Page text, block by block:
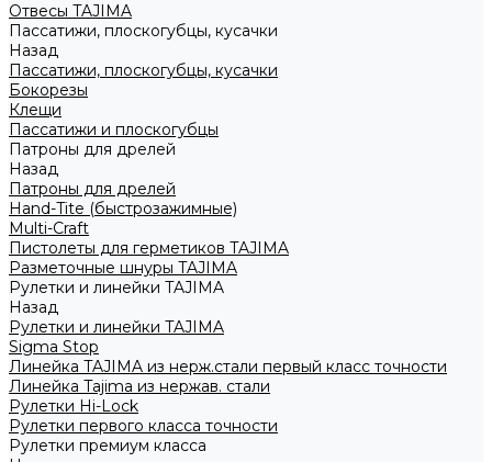
Отвесы TAJIMA
Пассатижи, плоскогубцы, кусачки
Назад
Пассатижи, плоскогубцы, кусачки
Бокорезы
Клещи
Пассатижи и плоскогубцы
Патроны для дрелей
Назад
Патроны для дрелей
Hand-Tite (быстрозажимные)
Multi-Craft
Пистолеты для герметиков TAJIMA
Разметочные шнуры TAJIMA
Рулетки и линейки TAJIMA
Назад
Рулетки и линейки TAJIMA
Sigma Stop
Линейка TAJIMA из нерж.стали первый класс точности
Линейка Tajima из нержав. стали
Рулетки Hi-Lock
Рулетки первого класса точности
Рулетки премиум класса